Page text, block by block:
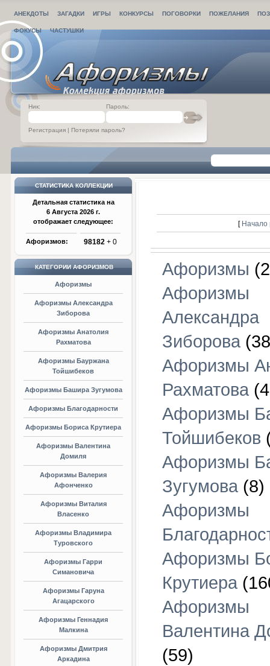
АНЕКДОТЫ ЗАГАДКИ ИГРЫ КОНКУРСЫ ПОГОВОРКИ ПОЖЕЛАНИЯ
ФОКУСЫ ЧАСТУШКИ
Ник: Пароль:
Регистрация | Потеряли пароль?
СТАТИСТИКА КОЛЛЕКЦИИ
Детальная статистика на
6 Августа 2026 г.
отображает следующее:
Афоризмов: 98182 + 0
КАТЕГОРИИ АФОРИЗМОВ
Афоризмы
Афоризмы Александра
Зиборова
Афоризмы Анатолия
Рахматова
Афоризмы Бауржана
Тойшибеков
Афоризмы Башира Зугумова
Афоризмы Благодарности
Афоризмы Бориса Крутиера
Афоризмы Валентина
Домиля
Афоризмы Валерия
Афонченко
Афоризмы Виталия
Власенко
Афоризмы Владимира
Туровского
Афоризмы Гарри
Симановича
Афоризмы Гаруна
Агацарского
Афоризмы Геннадия
Малкина
Афоризмы Дмитрия
Аркадина
[ Начало
Афоризмы
Афоризмы
Александра
Зиборова
Афоризмы
Рахматова
Афоризмы
Тойшибеков
Афоризмы
Зугумова (8)
Афоризмы
Афоризмы
Крутиера
Афоризмы
Валентина
(59)